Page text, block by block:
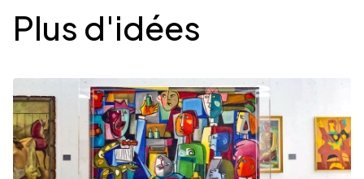
Plus d'idées